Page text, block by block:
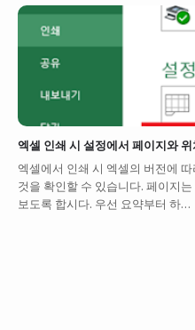
엑셀 인쇄 시 설정에서 페이지와
엑셀에서 인쇄 시 엑셀의 버전에
것을 확인할 수 있습니다. 페이지
보도록 합시다. 우선 요약부터 하…